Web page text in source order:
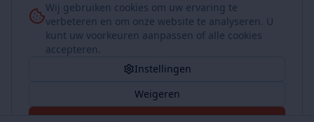
Wij gebruiken cookies om uw ervaring te
verbeteren en om onze website te analyseren. U
kunt uw voorkeuren aanpassen of alle cookies
accepteren.
Instellingen
Weigeren
Accepteer Alles